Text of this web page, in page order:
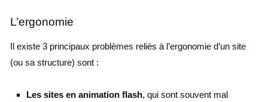
L’ergonomie
Il existe 3 principaux problèmes reliés à l’ergonomie d’un site
(ou sa structure) sont :
Les sites en animation flash, qui sont souvent mal